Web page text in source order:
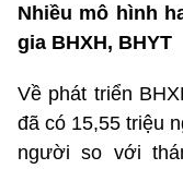
Nhiều mô hình
gia BHXH, BHYT
Về phát triển
đã có 15,55 triệu
người so với